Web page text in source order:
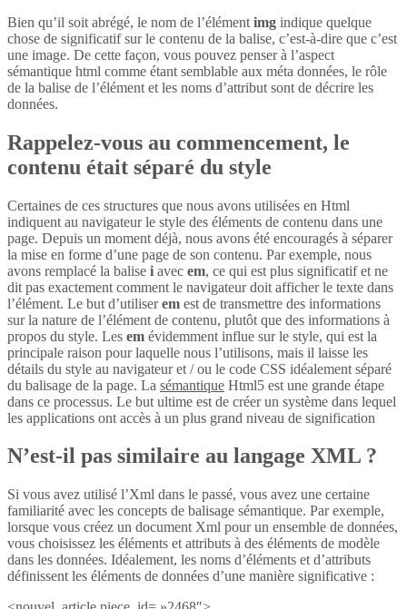
Bien qu’il soit abrégé, le nom de l’élément img indique quelque
chose de significatif sur le contenu de la balise, c’est-à-dire que c’est
une image. De cette façon, vous pouvez penser à l’aspect
sémantique html comme étant semblable aux méta données, le rôle
de la balise de l’élément et les noms d’attribut sont de décrire les
données.
Rappelez-vous au commencement, le
contenu était séparé du style
Certaines de ces structures que nous avons utilisées en Html
indiquent au navigateur le style des éléments de contenu dans une
page. Depuis un moment déjà, nous avons été encouragés à séparer
la mise en forme d’une page de son contenu. Par exemple, nous
avons remplacé la balise i avec em, ce qui est plus significatif et ne
dit pas exactement comment le navigateur doit afficher le texte dans
l’élément. Le but d’utiliserem est de transmettre des informations
sur la nature de l’élément de contenu, plutôt que des informations à
propos du style. Les em évidemment influe sur le style, qui est la
principale raison pour laquelle nous l’utilisons, mais il laisse les
détails du style au navigateur et / ou le code CSS idéalement séparé
du balisage de la page. La sémantique Html5 est une grande étape
dans ce processus. Le but ultime est de créer un système dans lequel
les applications ont accès à un plus grand niveau de signification
N’est-il pas similaire au langage XML ?
Si vous avez utilisé l’Xml dans le passé, vous avez une certaine
familiarité avec les concepts de balisage sémantique. Par exemple,
lorsque vous créez un document Xml pour un ensemble de données,
vous choisissez les éléments et attributs à des éléments de modèle
dans les données. Idéalement, les noms d’éléments et d’attributs
définissent les éléments de données d’une manière significative :